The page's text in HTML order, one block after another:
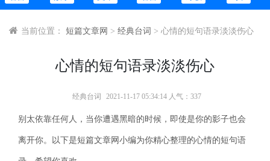
当前位置： 短篇文章网 > 经典台词 > 心情的短句语录淡淡伤心
心情的短句语录淡淡伤心
经典台词 2021-11-17 05:34:14 人气：337
别太依靠任何人，当你遭遇黑暗的时候，即使是你的影子也会
离开你。以下是短篇文章网小编为你精心整理的心情的短句语